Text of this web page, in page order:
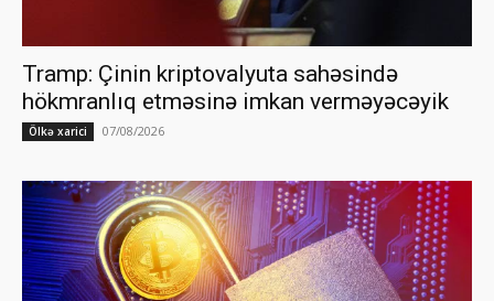
Tramp: Çinin kriptovalyuta sahəsində
hökmranlıq etməsinə imkan verməyəcəyik
Ölkə xarici 07/08/2026